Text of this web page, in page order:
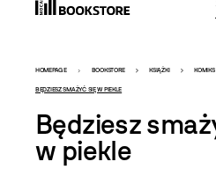
Bookstore
-
szablon
szczegóły
HOMEPAGE BOOKSTORE KSIĄŻKI
BĘDZIESZ SMAŻYĆ SIĘ W PIEKLE
Będziesz
w piekle